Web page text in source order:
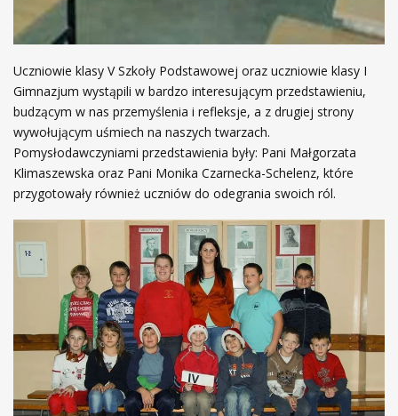
Uczniowie klasy V Szkoły Podstawowej oraz uczniowie klasy I
Gimnazjum wystąpili w bardzo interesującym przedstawieniu,
budzącym w nas przemyślenia i refleksje, a z drugiej strony
wywołującym uśmiech na naszych twarzach.
Pomysłodawczyniami przedstawienia były: Pani Małgorzata
Klimaszewska oraz Pani Monika Czarnecka-Schelenz, które
przygotowały również uczniów do odegrania swoich ról.